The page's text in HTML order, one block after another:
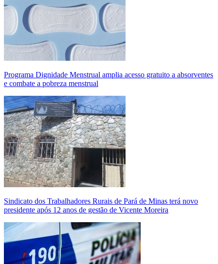
Programa Dignidade Menstrual amplia acesso gratuito a absorventes
e combate a pobreza menstrual
Sindicato dos Trabalhadores Rurais de Pará de Minas terá novo
presidente após 12 anos de gestão de Vicente Moreira